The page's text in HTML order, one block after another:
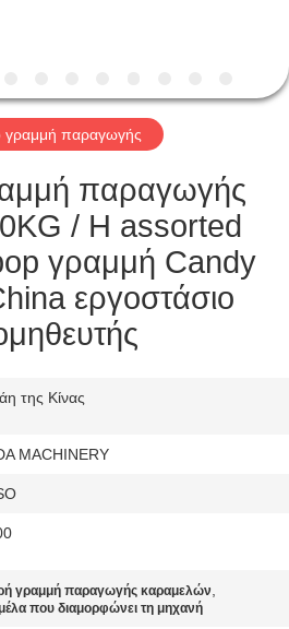
γραμμή παραγωγής
παραγωγής
/ H assorted
γραμμή Candy
εργοστάσιο
της Κίνας
MACHINERY
γραμμή παραγωγής καραμελών,
που διαμορφώνει τη μηχανή